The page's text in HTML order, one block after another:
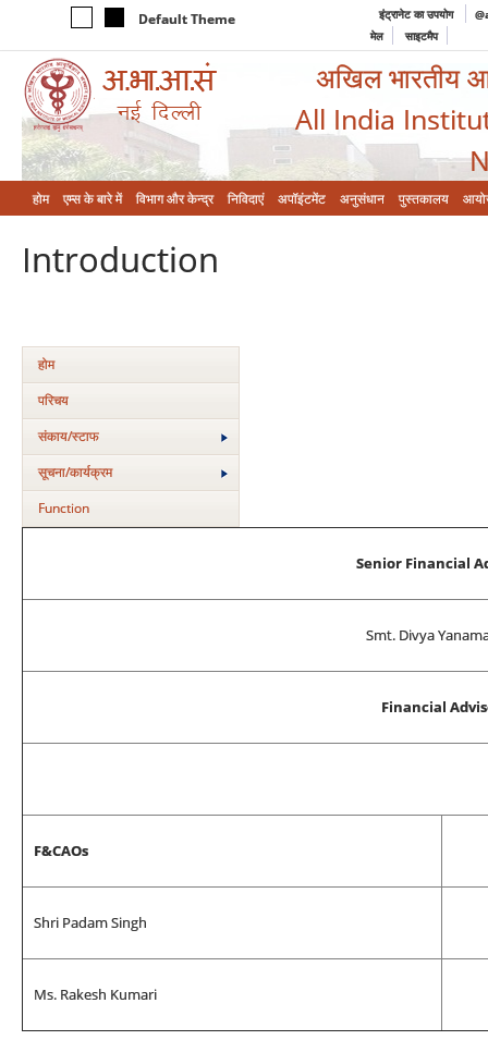
Default Theme इंट्रानेट का उपयोग
मेल
साइटमैप
अखिल भारतीय
All India
होम एम्‍स के बारे में विभाग और केन्‍द्र निविदाएं अपॉइंटमेंट अनुसंधान पुस्तकालय
Introduction
होम
परिचय
संकाय/स्‍टाफ
सूचना/कार्यक्रम
Function
Senior Financial
Smt. Divya
Financial
F&CAOs
Shri Padam Singh
Ms. Rakesh Kumari